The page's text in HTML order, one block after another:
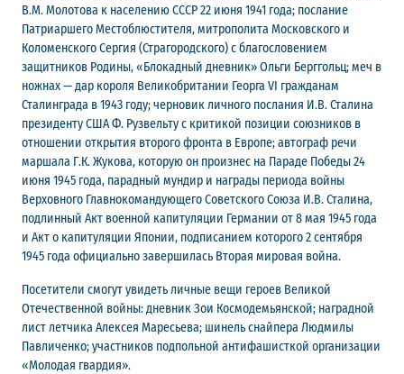
В.М. Молотова к населению СССР 22 июня 1941 года; послание
Патриаршего Местоблюстителя, митрополита Московского и
Коломенского Сергия (Страгородского) с благословением
защитников Родины, «Блокадный дневник» Ольги Берггольц; меч в
ножнах — дар короля Великобритании Георга VI гражданам
Сталинграда в 1943 году; черновик личного послания И.В. Сталина
президенту США Ф. Рузвельту с критикой позиции союзников в
отношении открытия второго фронта в Европе; автограф речи
маршала Г.К. Жукова, которую он произнес на Параде Победы 24
июня 1945 года, парадный мундир и награды периода войны
Верховного Главнокомандующего Советского Союза И.В. Сталина,
подлинный Акт военной капитуляции Германии от 8 мая 1945 года
и Акт о капитуляции Японии, подписанием которого 2 сентября
1945 года официально завершилась Вторая мировая война.
Посетители смогут увидеть личные вещи героев Великой
Отечественной войны: дневник Зои Космодемьянской; наградной
лист летчика Алексея Маресьева; шинель снайпера Людмилы
Павличенко; участников подпольной антифашисткой организации
«Молодая гвардия».